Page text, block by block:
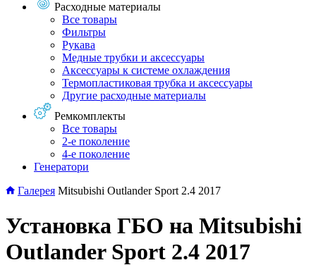
Расходные материалы
Все товары
Фильтры
Рукава
Медные трубки и аксессуары
Аксессуары к системе охлаждения
Термопластиковая трубка и аксессуары
Другие расходные материалы
Ремкомплекты
Все товары
2-е поколение
4-е поколение
Генератори
Галерея Mitsubishi Outlander Sport 2.4 2017
Установка ГБО на Mitsubishi
Outlander Sport 2.4 2017